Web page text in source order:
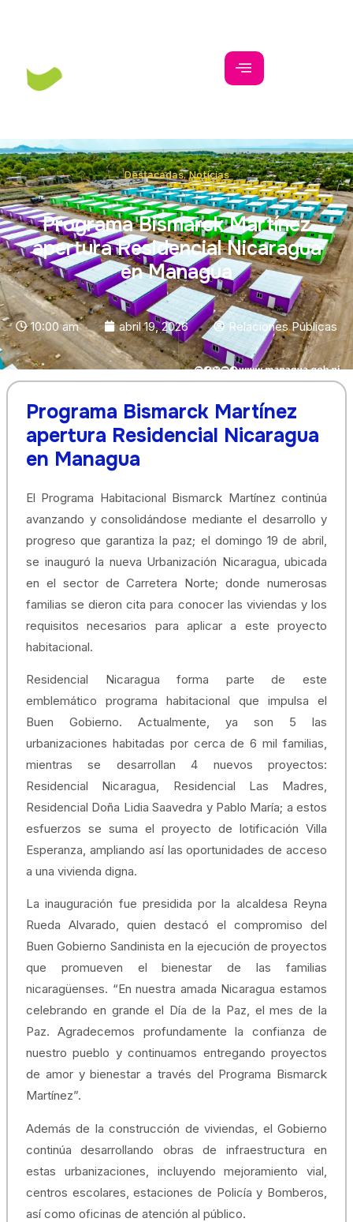
Destacadas,Noticias
Programa Bismarck Martínez
apertura Residencial Nicaragua
en Managua
10:00 am abril 19, 2026 Relaciones Públicas
Programa Bismarck Martínez
apertura Residencial Nicaragua
en Managua
El Programa Habitacional Bismarck Martínez continúa
avanzando y consolidándose mediante el desarrollo y
progreso que garantiza la paz; el domingo 19 de abril,
se inauguró la nueva Urbanización Nicaragua, ubicada
en el sector de Carretera Norte; donde numerosas
familias se dieron cita para conocer las viviendas y los
requisitos necesarios para aplicar a este proyecto
habitacional.
Residencial Nicaragua forma parte de este
emblemático programa habitacional que impulsa el
Buen Gobierno. Actualmente, ya son 5 las
urbanizaciones habitadas por cerca de 6 mil familias,
mientras se desarrollan 4 nuevos proyectos:
Residencial Nicaragua, Residencial Las Madres,
Residencial Doña Lidia Saavedra y Pablo María; a estos
esfuerzos se suma el proyecto de lotificación Villa
Esperanza, ampliando así las oportunidades de acceso
a una vivienda digna.
La inauguración fue presidida por la alcaldesa Reyna
Rueda Alvarado, quien destacó el compromiso del
Buen Gobierno Sandinista en la ejecución de proyectos
que promueven el bienestar de las familias
nicaragüenses. “En nuestra amada Nicaragua estamos
celebrando en grande el Día de la Paz, el mes de la
Paz. Agradecemos profundamente la confianza de
nuestro pueblo y continuamos entregando proyectos
de amor y bienestar a través del Programa Bismarck
Martínez”.
Además de la construcción de viviendas, el Gobierno
continúa desarrollando obras de infraestructura en
estas urbanizaciones, incluyendo mejoramiento vial,
centros escolares, estaciones de Policía y Bomberos,
así como oficinas de atención al público.